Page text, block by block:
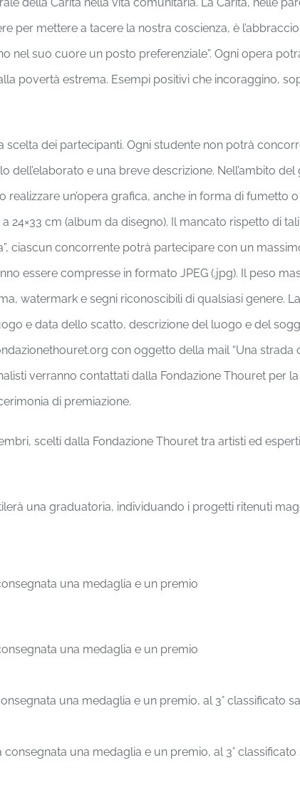
per mettere a tacere la nostra coscienza, è
nel suo cuore un posto preferenziale”. Ogni opera
povertà estrema. Esempi positivi che incoraggino,
scelta dei partecipanti. Ogni studente non potrà
dell’elaborato e una breve descrizione. Nell’ambito
realizzare un’opera grafica, anche in forma di
cm (album da disegno). Il mancato rispetto di
ciascun concorrente potrà partecipare con un
essere compresse in formato JPEG (.jpg). Il peso
watermark e segni riconoscibili di qualsiasi genere.
e data dello scatto, descrizione del luogo e del
con oggetto della mail “Una strada
verranno contattati dalla Fondazione Thouret per
di premiazione.
scelti dalla Fondazione Thouret tra artisti ed
una graduatoria, individuando i progetti ritenuti
una medaglia e un premio
una medaglia e un premio
una medaglia e un premio, al 3° classificato
una medaglia e un premio, al 3°